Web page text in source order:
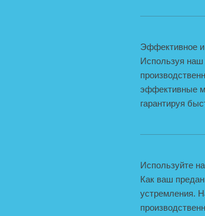
Эффективное и
Используя
эффективные
гарантируя
Используйте
Как ваш
устремления.